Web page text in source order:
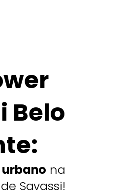
Belo
na
Savassi!